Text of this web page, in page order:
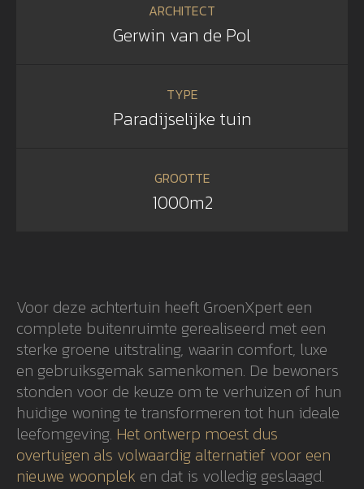
ARCHITECT
Gerwin van de Pol
TYPE
Paradijselijke tuin
GROOTTE
1000m2
Voor deze achtertuin heeft GroenXpert een
complete buitenruimte gerealiseerd met een
sterke groene uitstraling, waarin comfort, luxe
en gebruiksgemak samenkomen. De bewoners
stonden voor de keuze om te verhuizen of hun
huidige woning te transformeren tot hun ideale
leefomgeving. Het ontwerp moest dus
overtuigen als volwaardig alternatief voor een
nieuwe woonplek en dat is volledig geslaagd.